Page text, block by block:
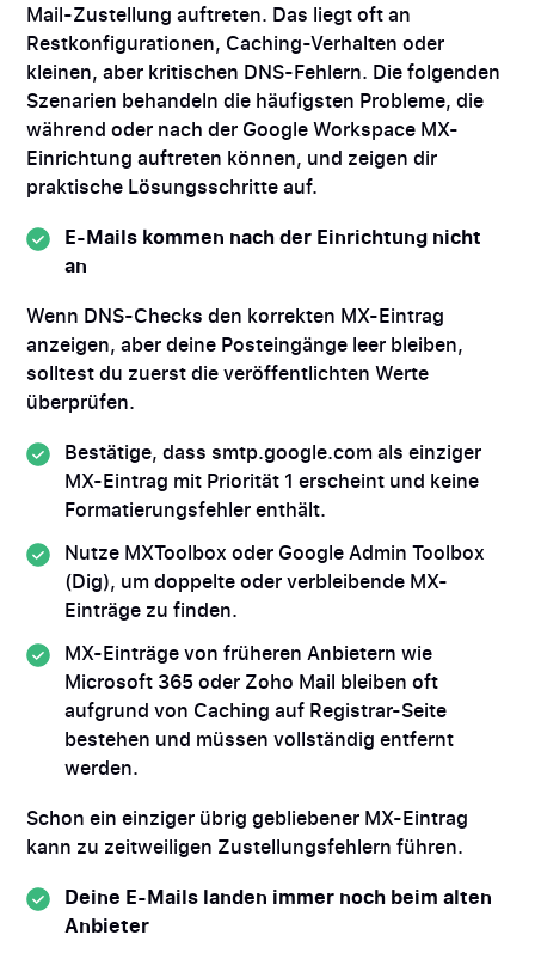
Mail-Zustellung auftreten. Das liegt oft an
Restkonfigurationen, Caching-Verhalten oder
kleinen, aber kritischen DNS-Fehlern. Die folgenden
Szenarien behandeln die häufigsten Probleme, die
während oder nach der Google Workspace MX-
Einrichtung auftreten können, und zeigen dir
praktische Lösungsschritte auf.
E-Mails kommen nach der Einrichtung nicht
an
Wenn DNS-Checks den korrekten MX-Eintrag
anzeigen, aber deine Posteingänge leer bleiben,
solltest du zuerst die veröffentlichten Werte
überprüfen.
Bestätige, dass smtp.google.com als einziger
MX-Eintrag mit Priorität 1 erscheint und keine
Formatierungsfehler enthält.
Nutze MXToolbox oder Google Admin Toolbox
(Dig), um doppelte oder verbleibende MX-
Einträge zu finden.
MX-Einträge von früheren Anbietern wie
Microsoft 365 oder Zoho Mail bleiben oft
aufgrund von Caching auf Registrar-Seite
bestehen und müssen vollständig entfernt
werden.
Schon ein einziger übrig gebliebener MX-Eintrag
kann zu zeitweiligen Zustellungsfehlern führen.
Deine E-Mails landen immer noch beim alten
Anbieter